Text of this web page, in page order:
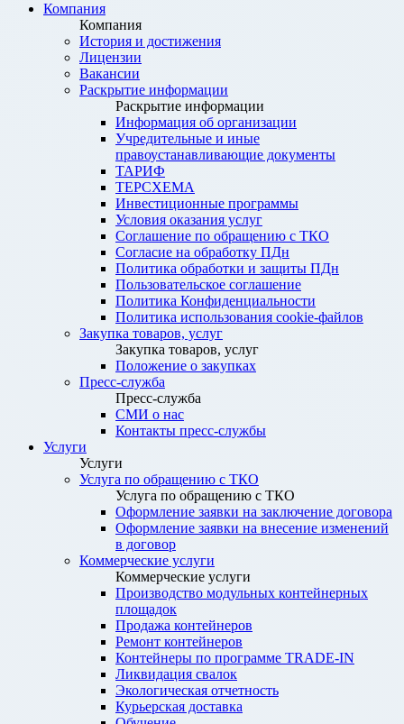
Компания
Компания
История и достижения
Лицензии
Вакансии
Раскрытие информации
Раскрытие информации
Информация об организации
Учредительные и иные
правоустанавливающие документы
ТАРИФ
ТЕРСХЕМА
Инвестиционные программы
Условия оказания услуг
Соглашение по обращению с ТКО
Согласие на обработку ПДн
Политика обработки и защиты ПДн
Пользовательское соглашение
Политика Конфиденциальности
Политика использования cookie-файлов
Закупка товаров, услуг
Закупка товаров, услуг
Положение о закупках
Пресс-служба
Пресс-служба
СМИ о нас
Контакты пресс-службы
Услуги
Услуги
Услуга по обращению с ТКО
Услуга по обращению с ТКО
Оформление заявки на заключение договора
Оформление заявки на внесение изменений
в договор
Коммерческие услуги
Коммерческие услуги
Производство модульных контейнерных
площадок
Продажа контейнеров
Ремонт контейнеров
Контейнеры по программе TRADE-IN
Ликвидация свалок
Экологическая отчетность
Курьерская доставка